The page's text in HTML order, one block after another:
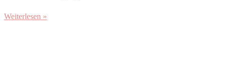
Weiterlesen »